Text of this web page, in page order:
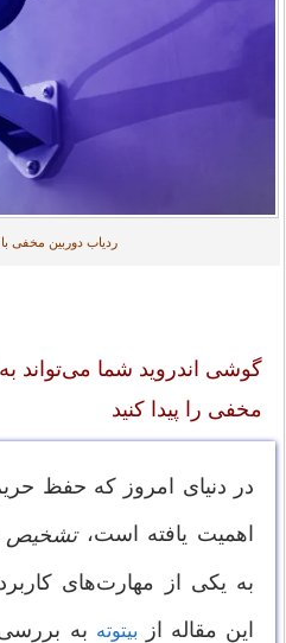
ردیاب دوربین مخفی
گوشی اندروید شما می‌تواند
مخفی را پیدا کنید
در دنیای امروز که حفظ
اهمیت یافته است،تشخیص
به یکی از مهارت‌های
این مقاله از
بیتوته به